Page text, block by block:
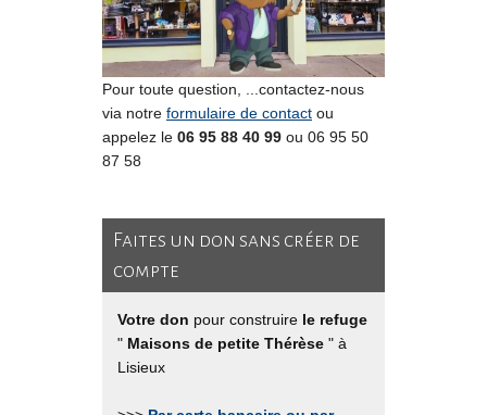
Pour toute question, ...contactez-nous
via notre formulaire de contact ou
appelez le 06 95 88 40 99 ou 06 95 50
87 58
Faites un don sans créer de
compte
Votre don pour construire le refuge
" Maisons de petite Thérèse " à
Lisieux